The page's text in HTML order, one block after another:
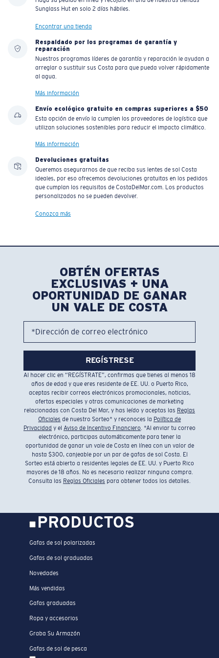
Sunglass Hut en solo 2 días hábiles.
Encontrar una tienda
Respaldado por los programas de garantía y
reparación
Nuestros programas líderes de garantía y reparación le ayudan a
arreglar o sustituir sus Costa para que pueda volver rápidamente
al agua.
Más información
Envío ecológico gratuito en compras superiores a $50
Esta opción de envío la cumplen los proveedores de logística que
utilizan soluciones sostenibles para reducir el impacto climático.
Más información
Devoluciones gratuitas
Queremos asegurarnos de que reciba sus lentes de sol Costa
ideales, por eso ofrecemos devoluciones gratuitas en los pedidos
que cumplan los requisitos de CostaDelMar.com. Los productos
personalizados no se pueden devolver.
Conozca más
OBTÉN OFERTAS
EXCLUSIVAS + UNA
OPORTUNIDAD DE GANAR
UN VALE DE COSTA
*Dirección de correo electrónico
REGÍSTRESE
Al hacer clic en “REGÍSTRATE”, confirmas que tienes al menos 18
años de edad y que eres residente de EE. UU. o Puerto Rico,
aceptas recibir correos electrónicos promocionales, noticias,
ofertas especiales y otras comunicaciones de marketing
relacionadas con Costa Del Mar, y has leído y aceptas las Reglas
Oficiales de nuestro Sorteo* y reconoces la Política de
Privacidad y el Aviso de Incentivo Financiero. *Al enviar tu correo
electrónico, participas automáticamente para tener la
oportunidad de ganar un vale de Costa en línea con un valor de
hasta $300, canjeable por un par de gafas de sol Costa. El
Sorteo está abierto a residentes legales de EE. UU. y Puerto Rico
mayores de 18 años. No es necesario realizar ninguna compra.
Consulta las Reglas Oficiales para obtener todos los detalles.
PRODUCTOS
Gafas de sol polarizadas
Gafas de sol graduadas
Novedades
Más vendidas
Gafas graduadas
Ropa y accesorios
Graba Su Armazón
Gafas de sol de pesca